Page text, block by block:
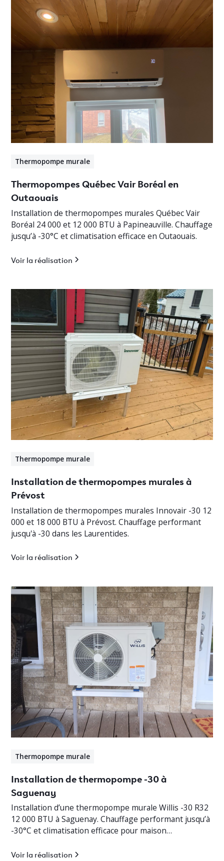
Thermopompe murale
Thermopompes Québec Vair Boréal en
Outaouais
Installation de thermopompes murales Québec Vair
Boréal 24 000 et 12 000 BTU à Papineauville. Chauffage
jusqu’à -30°C et climatisation efficace en Outaouais.
Voir la réalisation
Thermopompe murale
Installation de thermopompes murales à
Prévost
Installation de thermopompes murales Innovair -30 12
000 et 18 000 BTU à Prévost. Chauffage performant
jusqu'à -30 dans les Laurentides.
Voir la réalisation
Thermopompe murale
Installation de thermopompe -30 à
Saguenay
Installation d’une thermopompe murale Willis -30 R32
12 000 BTU à Saguenay. Chauffage performant jusqu’à
-30°C et climatisation efficace pour maison
Voir la réalisation